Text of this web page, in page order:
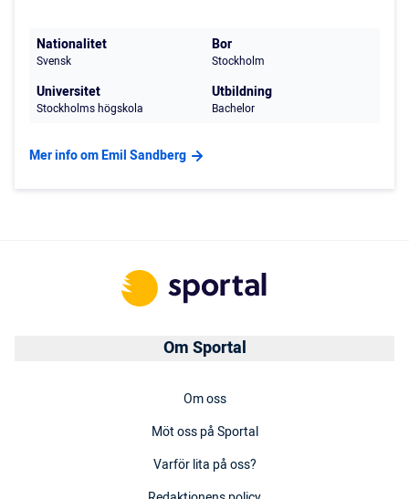
Nationalitet
Svensk
Bor
Stockholm
Universitet
Stockholms högskola
Utbildning
Bachelor
Mer info om Emil Sandberg
Om Sportal
Om oss
Möt oss på Sportal
Varför lita på oss?